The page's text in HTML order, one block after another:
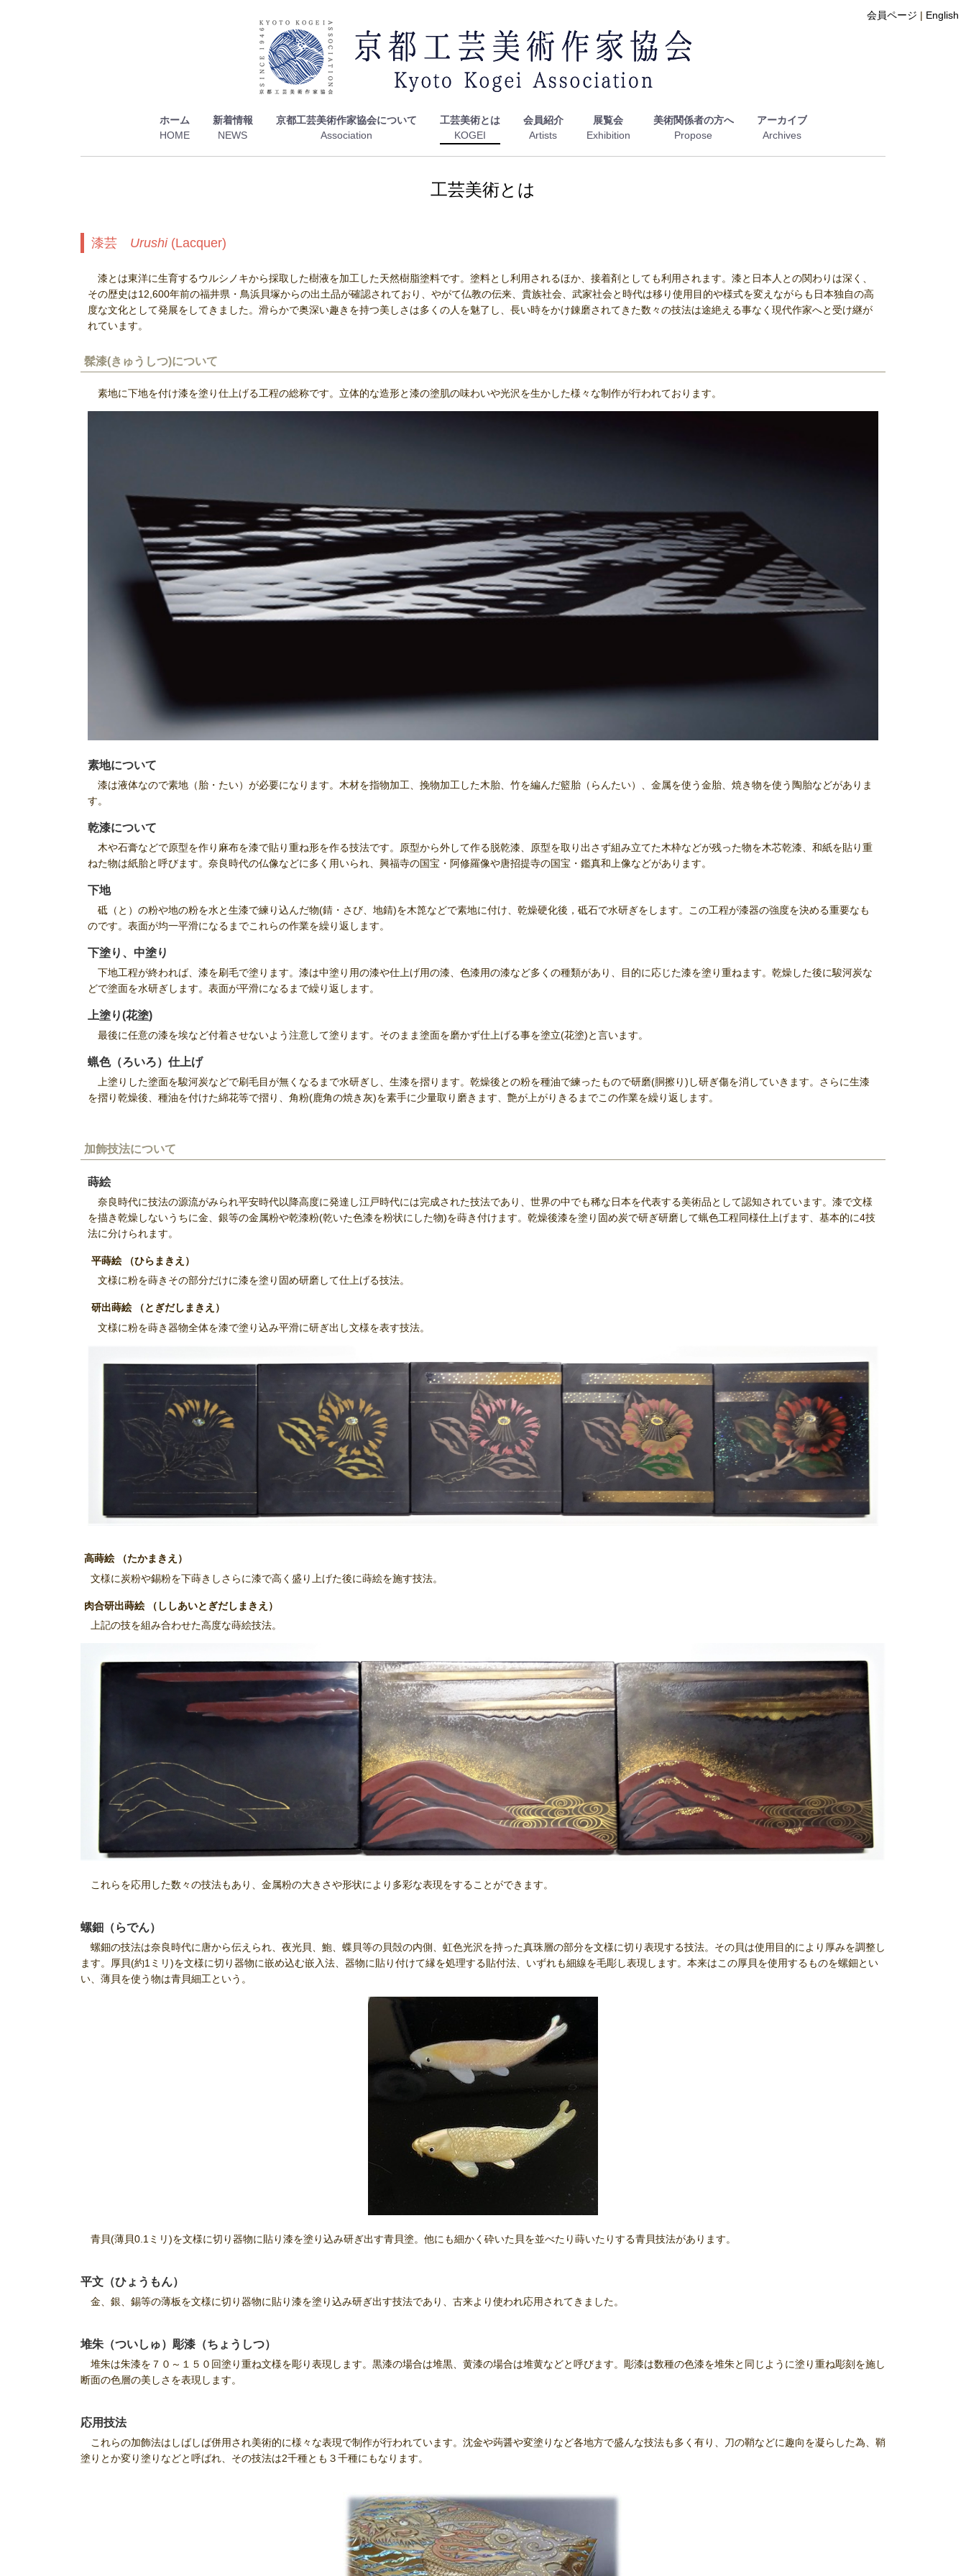
会員ページ | English
ホーム 新着情報 京都工芸美術作家協会について 工芸美術とは 会員紹介 展覧会 美術関係者の方へ アーカイブ
工芸美術とは
漆芸 Urushi(Lacquer)
漆とは東洋に生育するウルシノキから採取した樹液を加工した天然樹脂塗料です。塗料とし利用されるほか、接着剤としても利用されます。漆と日本人との関わりは深く、
その歴史は12,600年前の福井県・鳥浜貝塚からの出土品が確認されており、やがて仏教の伝来、貴族社会、武家社会と時代は移り使用目的や様式を変えながらも日本独自の高
度な文化として発展をしてきました。滑らかで奥深い趣きを持つ美しさは多くの人を魅了し、長い時をかけ錬磨されてきた数々の技法は途絶える事なく現代作家へと受け継が
れています。
髹漆(きゅうしつ)について
素地に下地を付け漆を塗り仕上げる工程の総称です。立体的な造形と漆の塗肌の味わいや光沢を生かした様々な制作が行われております。
素地について
漆は液体なので素地（胎・たい）が必要になります。木材を指物加工、挽物加工した木胎、竹を編んだ籃胎（らんたい）、金属を使う金胎、焼き物を使う陶胎などがありま
す。
乾漆について
木や石膏などで原型を作り麻布を漆で貼り重ね形を作る技法です。原型から外して作る脱乾漆、原型を取り出さず組み立てた木枠などが残った物を木芯乾漆、和紙を貼り重
ねた物は紙胎と呼びます。奈良時代の仏像などに多く用いられ、興福寺の国宝・阿修羅像や唐招提寺の国宝・鑑真和上像などがあります。
下地
砥（と）の粉や地の粉を水と生漆で練り込んだ物(錆・さび、地錆)を木箆などで素地に付け、乾燥硬化後，砥石で水研ぎをします。この工程が漆器の強度を決める重要なも
のです。表面が均一平滑になるまでこれらの作業を繰り返します。
下塗り、中塗り
下地工程が終われば、漆を刷毛で塗ります。漆は中塗り用の漆や仕上げ用の漆、色漆用の漆など多くの種類があり、目的に応じた漆を塗り重ねます。乾燥した後に駿河炭な
どで塗面を水研ぎします。表面が平滑になるまで繰り返します。
上塗り(花塗)
最後に任意の漆を埃など付着させないよう注意して塗ります。そのまま塗面を磨かず仕上げる事を塗立(花塗)と言います。
蝋色（ろいろ）仕上げ
上塗りした塗面を駿河炭などで刷毛目が無くなるまで水研ぎし、生漆を摺ります。乾燥後との粉を種油で練ったもので研磨(胴擦り)し研ぎ傷を消していきます。さらに生漆
を摺り乾燥後、種油を付けた綿花等で摺り、角粉(鹿角の焼き灰)を素手に少量取り磨きます、艶が上がりきるまでこの作業を繰り返します。
加飾技法について
蒔絵
奈良時代に技法の源流がみられ平安時代以降高度に発達し江戸時代には完成された技法であり、世界の中でも稀な日本を代表する美術品として認知されています。漆で文様
を描き乾燥しないうちに金、銀等の金属粉や乾漆粉(乾いた色漆を粉状にした物)を蒔き付けます。乾燥後漆を塗り固め炭で研ぎ研磨して蝋色工程同様仕上げます、基本的に4技
法に分けられます。
平蒔絵 （ひらまきえ）
文様に粉を蒔きその部分だけに漆を塗り固め研磨して仕上げる技法。
研出蒔絵 （とぎだしまきえ）
文様に粉を蒔き器物全体を漆で塗り込み平滑に研ぎ出し文様を表す技法。
高蒔絵 （たかまきえ）
文様に炭粉や錫粉を下蒔きしさらに漆で高く盛り上げた後に蒔絵を施す技法。
肉合研出蒔絵 （ししあいとぎだしまきえ）
上記の技を組み合わせた高度な蒔絵技法。
これらを応用した数々の技法もあり、金属粉の大きさや形状により多彩な表現をすることができます。
螺鈿（らでん）
螺鈿の技法は奈良時代に唐から伝えられ、夜光貝、鮑、蝶貝等の貝殻の内側、虹色光沢を持った真珠層の部分を文様に切り表現する技法。その貝は使用目的により厚みを調整し
ます。厚貝(約1ミリ)を文様に切り器物に嵌め込む嵌入法、器物に貼り付けて縁を処理する貼付法、いずれも細線を毛彫し表現します。本来はこの厚貝を使用するものを螺鈿とい
い、薄貝を使う物は青貝細工という。
青貝(薄貝0.1ミリ)を文様に切り器物に貼り漆を塗り込み研ぎ出す青貝塗。他にも細かく砕いた貝を並べたり蒔いたりする青貝技法があります。
平文（ひょうもん）
金、銀、錫等の薄板を文様に切り器物に貼り漆を塗り込み研ぎ出す技法であり、古来より使われ応用されてきました。
堆朱（ついしゅ）彫漆（ちょうしつ）
堆朱は朱漆を７０～１５０回塗り重ね文様を彫り表現します。黒漆の場合は堆黒、黄漆の場合は堆黄などと呼びます。彫漆は数種の色漆を堆朱と同じように塗り重ね彫刻を施し
断面の色層の美しさを表現します。
応用技法
これらの加飾法はしばしば併用され美術的に様々な表現で制作が行われています。沈金や蒟醤や変塗りなど各地方で盛んな技法も多く有り、刀の鞘などに趣向を凝らした為、鞘
塗りとか変り塗りなどと呼ばれ、その技法は2千種とも３千種にもなります。